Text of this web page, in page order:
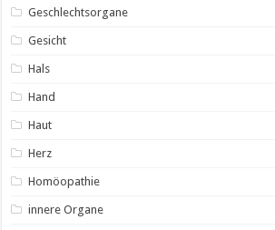
Geschlechtsorgane
Gesicht
Hals
Hand
Haut
Herz
Homöopathie
innere Organe